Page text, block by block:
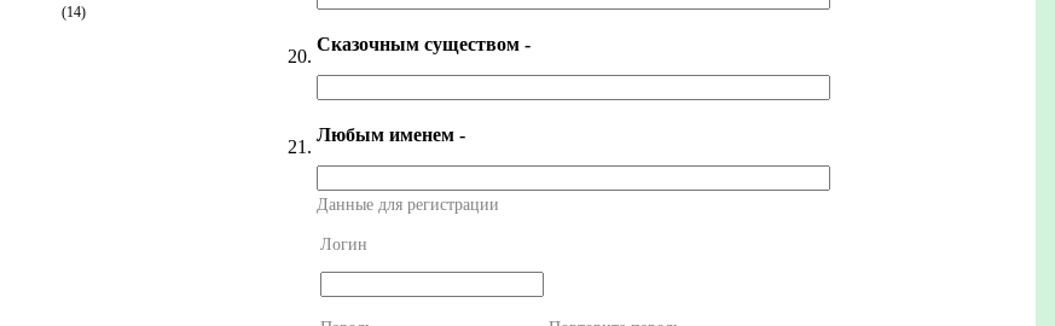
(14)
20.
Сказочным существом -
21.
Любым именем -
Данные для регистрации
Логин